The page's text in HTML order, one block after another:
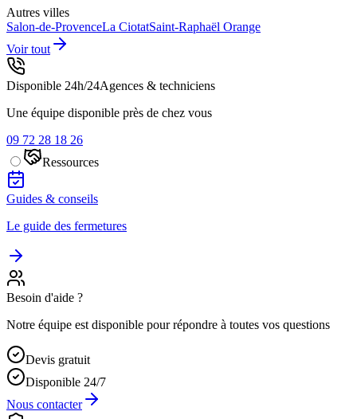
Autres villes
Salon-de-ProvenceLa CiotatSaint-Raphaël Orange
Voir tout
Disponible 24h/24Agences & techniciens
Une équipe disponible près de chez vous
09 72 28 18 26
Ressources
Guides & conseils
Le guide des fermetures
Besoin d'aide ?
Notre équipe est disponible pour répondre à toutes vos questions
Devis gratuit
Disponible 24/7
Nous contacter